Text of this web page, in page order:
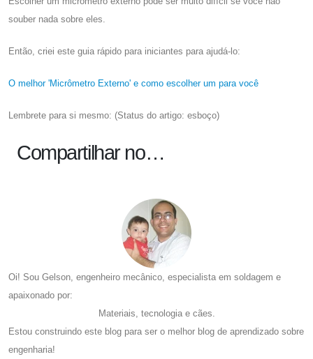
souber nada sobre eles.
Então, criei este guia rápido para iniciantes para ajudá-lo:
O melhor 'Micrômetro Externo' e como escolher um para você
Lembrete para si mesmo: (Status do artigo: esboço)
Compartilhar no…
Oi! Sou Gelson, engenheiro mecânico, especialista em soldagem e
apaixonado por:
Materiais, tecnologia e cães.
Estou construindo este blog para ser o melhor blog de aprendizado sobre
engenharia!